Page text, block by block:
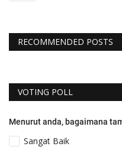
RECOMMENDED POSTS
VOTING POLL
Menurut anda, bagaimana
Sangat Baik